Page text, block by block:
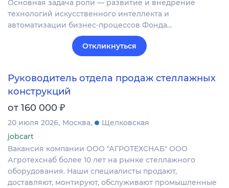
Основная задача роли — развитие и внедрение
технологий искусственного интеллекта и
автоматизации бизнес-процессов Фонда…
Откликнуться
Руководитель отдела продаж стеллажных
конструкций
от 160 000 ₽
20 июля 2026 Москва
Щелковская
jobcart
Вакансия компании ООО "АГРОТЕХСНАБ" ООО
Агротехснаб более 10 лет на рынке стеллажного
оборудования. Наши специалисты продают,
доставляют, монтируют, обслуживают промышленные